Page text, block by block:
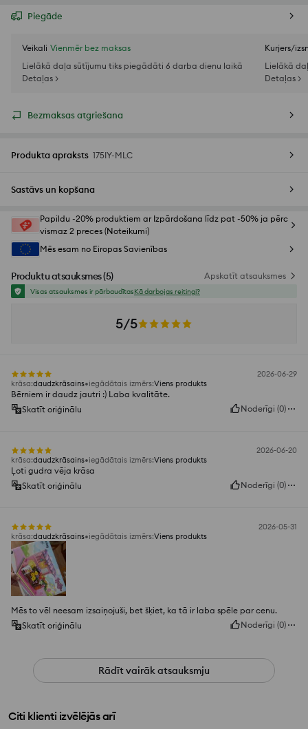
Piegāde
Veikali Vienmēr bez maksas
Lielākā daļa sūtījumu tiks piegādāti 6 darba dienu laikā
Detaļas >
Kurjers/
Lielākā
Detaļas >
Bezmaksas atgriešana
Produkta apraksts 175IY-MLC
Sastāvs un kopšana
Papildu -20% produktiem ar Izpārdošana līdz pat -50% ja pērc
vismaz 2 preces (Noteikumi)
Mēs esam no Eiropas Savienības
Produktu atsauksmes(5) Apskatīt atsauksmes
Visas atsauksmes ir pārbaudītasKā darbojas reitingi?
5/5
2026-06-29
krāsa:daudzkrāsains iegādātais izmērs:Viens produkts
Bērniem ir daudz jautri :) Laba kvalitāte.
Skatīt oriģinālu
Noderīgi (0)
2026-06-20
krāsa:daudzkrāsains iegādātais izmērs:Viens produkts
Ļoti gudra vēja krāsa
Skatīt oriģinālu
Noderīgi (0)
2026-05-31
krāsa:daudzkrāsains iegādātais izmērs:Viens produkts
Mēs to vēl neesam izsaiņojuši, bet šķiet, ka tā ir laba spēle par cenu.
Skatīt oriģinālu
Noderīgi (0)
Rādīt vairāk atsauksmju
Citi klienti izvēlējās arī